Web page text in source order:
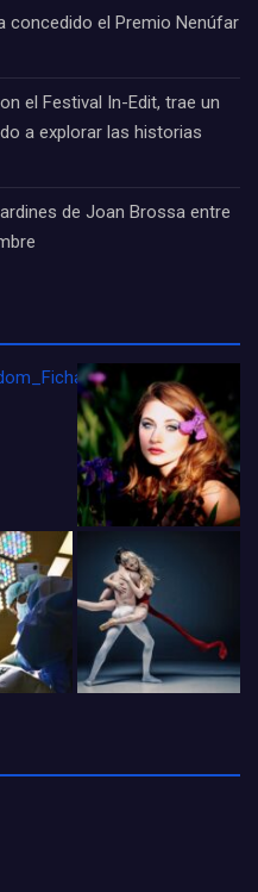
concedido el Premio Nenúfar
el Festival In-Edit, trae un
a explorar las historias
de Joan Brossa entre